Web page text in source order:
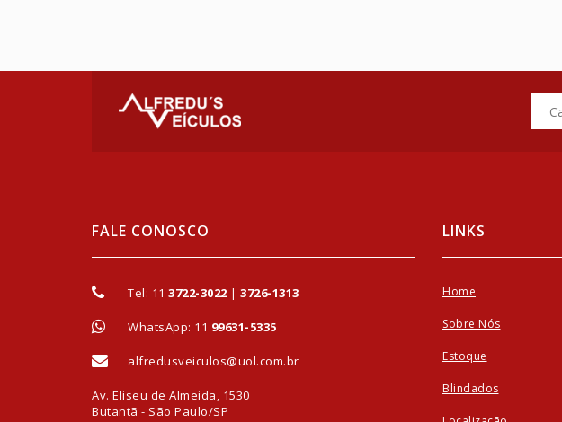
FALE CONOSCO
Tel: 11 3722-3022| 3726-1313
WhatsApp: 11 99631-5335
alfredusveiculos@uol.com.br
Av. Eliseu de Almeida, 1530
Butantã - São Paulo/SP
LINKS
Home
Sobre Nós
Estoque
Blindados